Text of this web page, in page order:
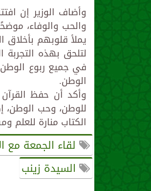
وأضاف الوزير إن
والحب والوفاء،
يملأ قلوبهم
لتلحق بهذه
في جميع ربوع الوطن
الوطن.
وأكد أن حفظ القرآن
للوطن، وحب الوطن،
الكتاب منارة للعلم
لقاء الجمعة مع
السيدة زينب